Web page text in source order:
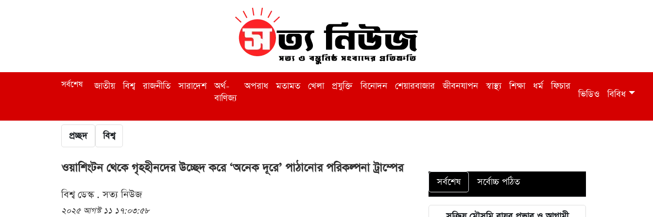
সর্বশেষ জাতীয় বিশ্ব রাজনীতি সারাদেশ
অর্থ-
বাণিজ্য
অপরাধ মতামত খেলা প্রযুক্তি বিনোদন শেয়ারবাজার জীবনযাপন স্বাস্থ্য শিক্ষা ধর্ম ফিচার
ভিডিও বিবিধ
প্রচ্ছদ বিশ্ব
ওয়াশিংটন থেকে গৃহহীনদের উচ্ছেদ করে ‘অনেক দূরে’ পাঠানোর পরিকল্পনা ট্রাম্পের
বিশ্ব ডেস্ক . সত্য নিউজ
২০২৫ আগস্ট ১১ ১৭:০৩:৫৮
সর্বশেষ সর্বোচ্চ পঠিত